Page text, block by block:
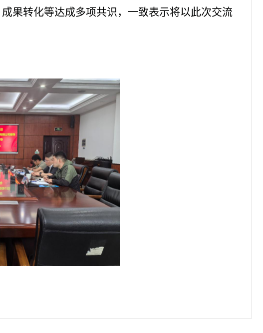
果转化等达成多项共识，一致表示将以此次交流